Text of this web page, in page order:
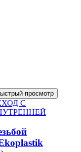
просмотр
С